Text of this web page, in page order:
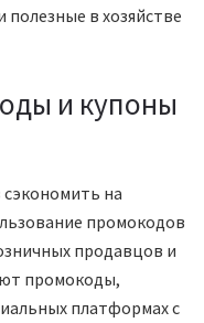
в хозяйстве
и купоны
на
промокодов
продавцов и
промокоды,
платформах с